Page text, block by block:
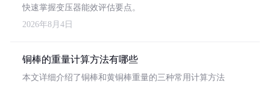
快速掌握变压器能效评估要点。
2026年8月4日
铜棒的重量计算方法有哪些
本文详细介绍了铜棒和黄铜棒重量的三种常用计算方法